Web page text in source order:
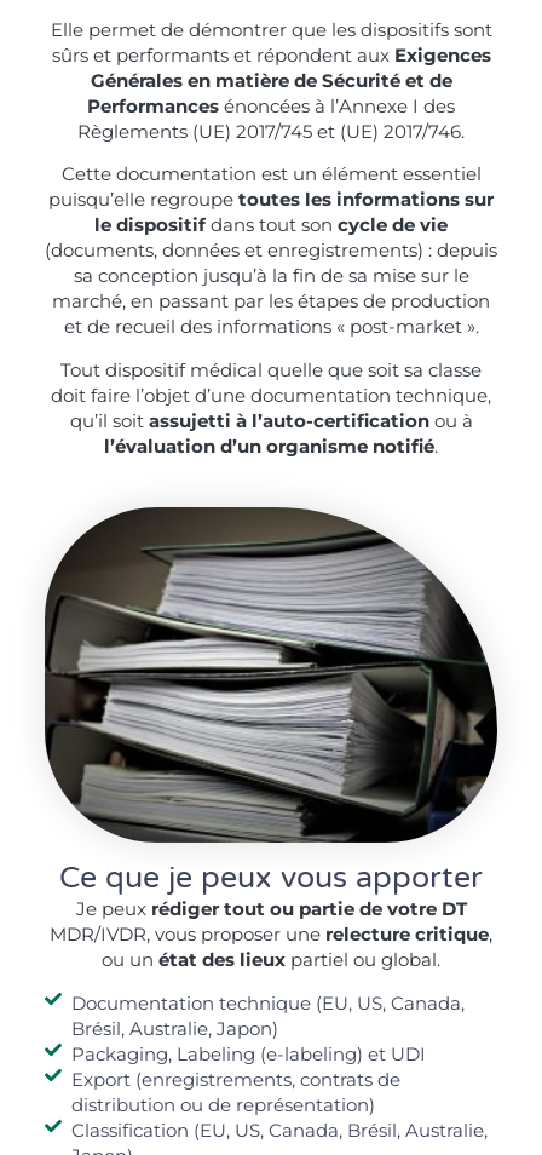
Elle permet de démontrer que les dispositifs sont
sûrs et performants et répondent aux Exigences
Générales en matière de Sécurité et de
Performances énoncées à l’Annexe I des
Règlements (UE) 2017/745 et (UE) 2017/746.
Cette documentation est un élément essentiel
puisqu’elle regroupe toutes les informations sur
le dispositif dans tout son cycle de vie
(documents, données et enregistrements) : depuis
sa conception jusqu’à la fin de sa mise sur le
marché, en passant par les étapes de production
et de recueil des informations « post-market ».
Tout dispositif médical quelle que soit sa classe
doit faire l’objet d’une documentation technique,
qu’il soit assujetti à l’auto-certificationou à
l’évaluation d’un organisme notifié.
Ce que je peux vous apporter
Je peux rédiger tout ou partie de votre DT
MDR/IVDR, vous proposer une relecture critique,
ou un état des lieux partiel ou global.
Documentation technique (EU, US, Canada,
Brésil, Australie, Japon)
Packaging, Labeling (e-labeling) et UDI
Export (enregistrements, contrats de
distribution ou de représentation)
Classification (EU, US, Canada, Brésil, Australie,